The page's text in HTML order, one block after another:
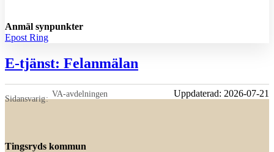
Anmäl synpunkter
Epost Ring
E-tjänst: Felanmälan
VA-avdelningen
Sidansvarig
Uppdaterad: 2026-07-21
Tingsryds kommun